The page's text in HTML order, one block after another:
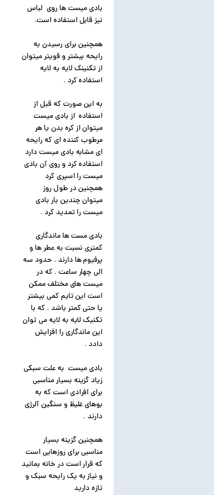
بادی میست ها روی لباس
نیز قابل استفاده است.
همچنین برای رسیدن به
رایحه بیشتر و قویتر میتوان
از تکنینک لایه به لایه
استفاده کرد .
به این صورت که قبل از
استفاده از بادی میست
میتوان از کره بدن یا هر
مرطوب کننده ای که رایحه
ای مشابه بادی میست دارد
استفاده کرد و روی آن بادی
میست را اسپری کرد
همچنین در طول روز
میتوان چندین بار بادی
میست را تمدید کرد .
بادی مست ها ماندگاری
کمتری نسبت به عطر ها و
پرفیوم ها دارند . حدود سه
الی چهار ساعت . که در
میست های مختلف ممکن
است این تایم کمی بیشتر
یا حتی کمتر باشد . که با
تکنیک لایه به لایه می توان
این ماندگاری را افزایش
دادد .
بادی میست به علت سبکی
زیاد گزینه بسیار مناسبی
برای افرادی است که به
بوهای غلیظ و سنگین آلرژی
دارند .
همچنین گزینه بسیار
مناسبی برای روزهایی است
که قرار است در خانه بمانید
و نیاز به یک رایحه سبک و
تازه دارید